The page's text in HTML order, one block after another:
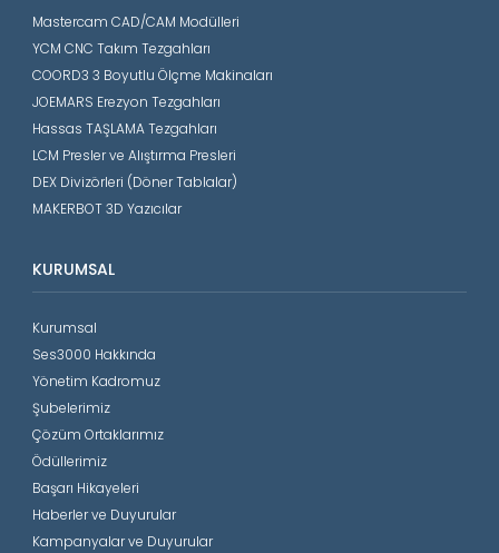
Mastercam CAD/CAM Modülleri
YCM CNC Takım Tezgahları
COORD3 3 Boyutlu Ölçme Makinaları
JOEMARS Erezyon Tezgahları
Hassas TAŞLAMA Tezgahları
LCM Presler ve Alıştırma Presleri
DEX Divizörleri (Döner Tablalar)
MAKERBOT 3D Yazıcılar
KURUMSAL
Kurumsal
Ses3000 Hakkında
Yönetim Kadromuz
Şubelerimiz
Çözüm Ortaklarımız
Ödüllerimiz
Başarı Hikayeleri
Haberler ve Duyurular
Kampanyalar ve Duyurular